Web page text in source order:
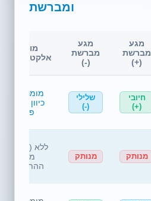
ומברשת
מגע
מברשת
(+)
מגע
מברשת
(-)
מומנט
אלקטרומגנטי
חיובי
(+)
שלילי
(-)
מומנט עם
כיוון השעון
פעיל
מנותק מנותק
ללא (ממשיך
מכוח
ההתמדה)